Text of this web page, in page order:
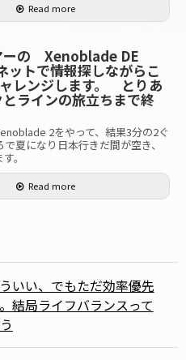
Read more
ーの Xenoblade DE
ットで情報探しながらこ
レンジします。 とりあ
ラインの旅立ちまで終
2をやって、結果3分の2ぐ
夏になり日本行きだ間が空き、
。
Read more
いい、でもただ効率優先
結局ライフバランスって